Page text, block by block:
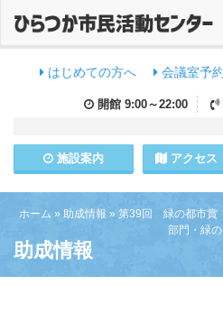
はじめての方へ 会議室予
開館 9:00～22:00
施設案内 アクセス
ホーム » 助成情報 » 第39回 緑の都市賞
部門・緑
助成情報